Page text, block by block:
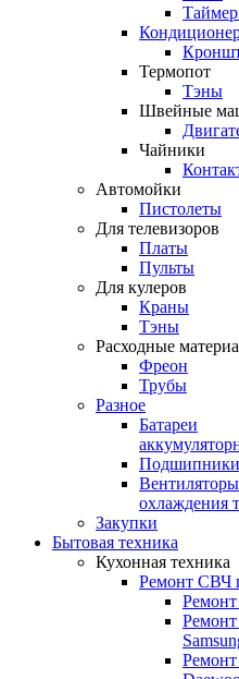
Термопот
Тэны
Швейные
Чайники
Автомойки
Пистолеты
Для телевизоров
Платы
Пульты
Для кулеров
Краны
Тэны
Расходные
Фреон
Трубы
Разное
Батареи
Подшипники
охлаждения
Закупки
Бытовая техника
Кухонная техника
Ремонт СВЧ